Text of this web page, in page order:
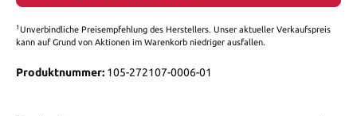
1 Unverbindliche Preisempfehlung des Herstellers. Unser aktueller Verkaufspreis
kann auf Grund von Aktionen im Warenkorb niedriger ausfallen.
Produktnummer: 105-272107-0006-01